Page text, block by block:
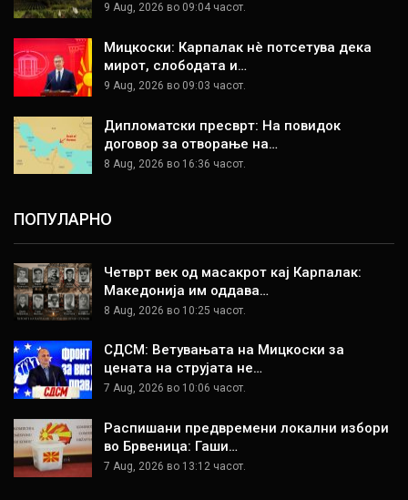
9 Aug, 2026 во 09:04 часот.
Мицкоски: Карпалак нè потсетува дека
мирот, слободата и…
9 Aug, 2026 во 09:03 часот.
Дипломатски пресврт: На повидок
договор за отворање на…
8 Aug, 2026 во 16:36 часот.
ПОПУЛАРНО
Четврт век од масакрот кај Карпалак:
Македонија им оддава…
8 Aug, 2026 во 10:25 часот.
СДСМ: Ветувањата на Мицкоски за
цената на струјата не…
7 Aug, 2026 во 10:06 часот.
Распишани предвремени локални избори
во Брвеница: Гаши…
7 Aug, 2026 во 13:12 часот.